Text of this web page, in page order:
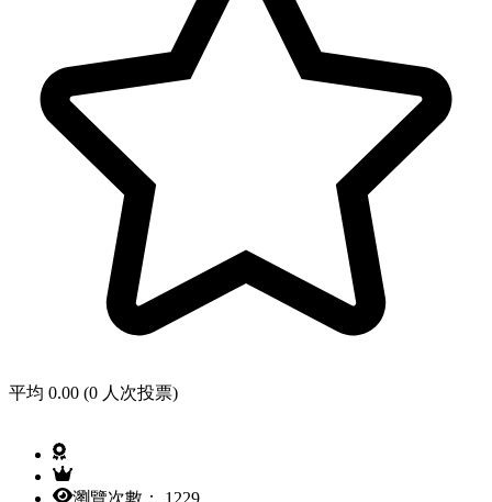
平均 0.00 (0 人次投票)
瀏覽次數： 1229